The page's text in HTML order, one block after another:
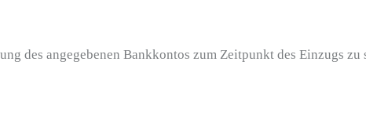
des angegebenen Bankkontos zum Zeitpunkt des Einzugs zu